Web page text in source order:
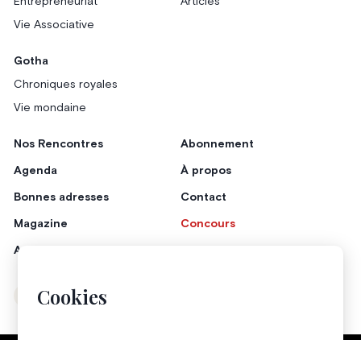
Cookies
Vie Associative
Gotha
Chroniques royales
Vie mondaine
Nos Rencontres
Agenda
Bonnes adresses
Magazine
Annonceurs
Abonnement
À propos
Contact
Concours
Instagram